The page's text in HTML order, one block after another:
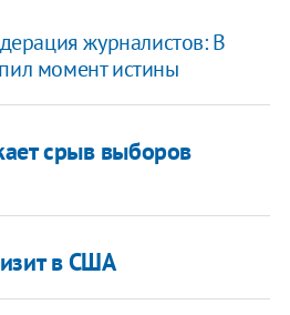
журналистов: В
момент истины
срыв выборов
в США